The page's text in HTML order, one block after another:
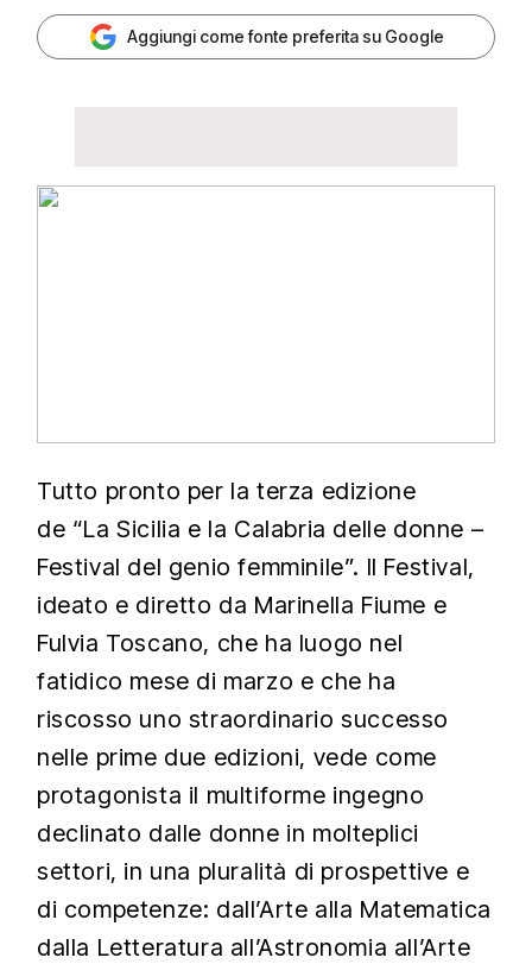
Aggiungi come fonte preferita su Google
Tutto pronto per la terza edizione
de “La Sicilia e la Calabria delle donne –
Festival del genio femminile”. Il Festival,
ideato e diretto da Marinella Fiume e
Fulvia Toscano, che ha luogo nel
fatidico mese di marzo e che ha
riscosso uno straordinario successo
nelle prime due edizioni, vede come
protagonista il multiforme ingegno
declinato dalle donne in molteplici
settori, in una pluralità di prospettive e
di competenze: dall’Arte alla Matematica
dalla Letteratura all’Astronomia all’Arte